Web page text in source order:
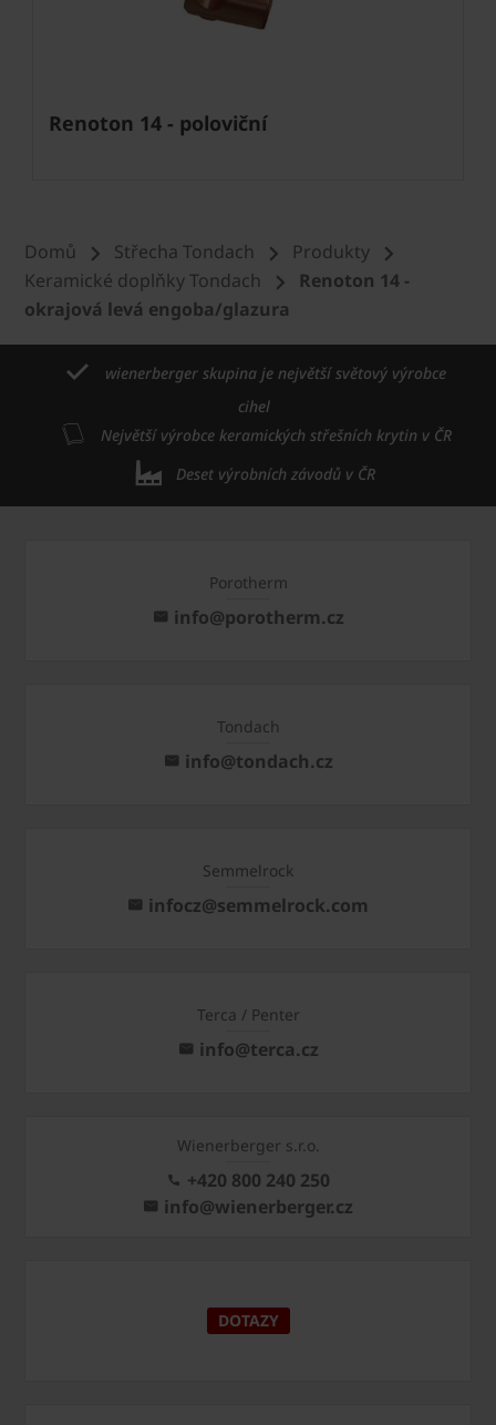
Renoton 14 - poloviční
Domů Střecha Tondach
Produkty
Keramické doplňky Tondach
Renoton 14 -
okrajová levá engoba/glazura
wienerberger skupina je největší světový výrobce
cihel
Největší výrobce keramických střešních krytin v ČR
Deset výrobních závodů v ČR
Porotherm
info@porotherm.cz
Tondach
info@tondach.cz
Semmelrock
infocz@semmelrock.com
Terca / Penter
info@terca.cz
Wienerberger s.r.o.
+420 800 240 250
info@wienerberger.cz
DOTAZY